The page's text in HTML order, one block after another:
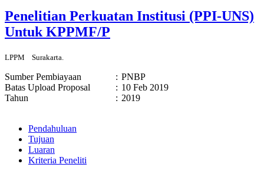
Penelitian Perkuatan Institusi (PPI-UNS)
Untuk KPPMF/P
LPPM Surakarta.
Sumber Pembiayaan : PNBP
Batas Upload Proposal
: 10 Feb 2019
Tahun
: 2019
Pendahuluan
Tujuan
Luaran
Kriteria Peneliti